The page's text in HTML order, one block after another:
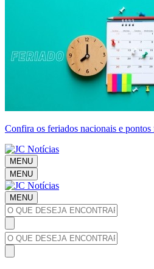
Confira os feriados nacionais e
MENU
MENU
MENU